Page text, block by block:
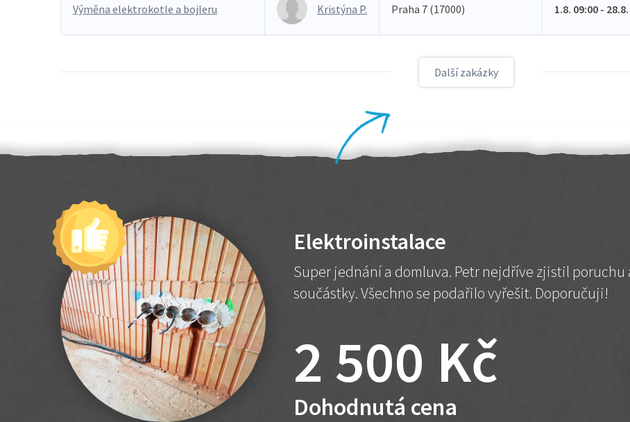
Výměna elektrokotle a bojleru Kristýna P. Praha 7 (17000) 1.8. 09:00 -
Další zakázky
Elektroinstalace
Super jednání a domluva. Petr nejdříve zjistil
součástky. Všechno se podařilo vyřešit. Doporučuji!
2 500 Kč
Dohodnutá cena